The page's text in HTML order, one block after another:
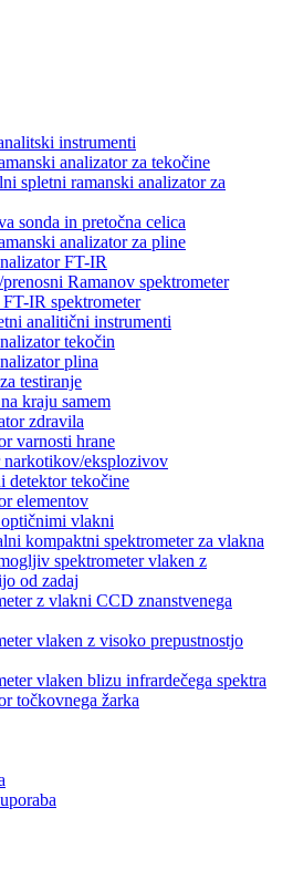
instrumenti
analizator za tekočine
spletni ramanski analizator za
sonda in pretočna celica
analizator za pline
FT-IR
Ramanov spektrometer
IR spektrometer
analitični instrumenti
tekočin
plina
testiranje
kraju samem
zdravila
varnosti hrane
narkotikov/eksplozivov
detektor tekočine
elementov
vlakni
kompaktni spektrometer za vlakna
spektrometer vlaken z
od zadaj
z vlakni CCD znanstvenega
vlaken z visoko prepustnostjo
vlaken blizu infrardečega spektra
točkovnega žarka